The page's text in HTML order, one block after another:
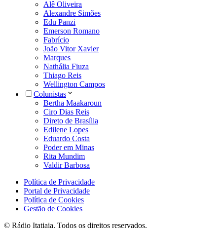
Alê Oliveira
Alexandre Simões
Edu Panzi
Emerson Romano
Fabrício
João Vitor Xavier
Marques
Nathália Fiuza
Thiago Reis
Wellington Campos
Colunistas
Bertha Maakaroun
Ciro Dias Reis
Direto de Brasília
Edilene Lopes
Eduardo Costa
Poder em Minas
Rita Mundim
Valdir Barbosa
Política de Privacidade
Portal de Privacidade
Política de Cookies
Gestão de Cookies
© Rádio Itatiaia. Todos os direitos reservados.